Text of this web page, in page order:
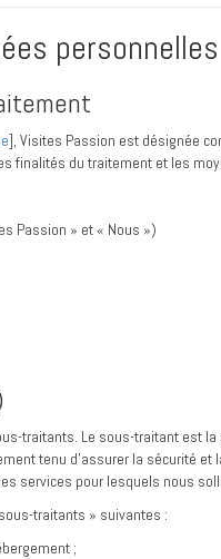
], Visites Passion est désignée
finalités du traitement et les
Passion » et « Nous »)
traitants. Le sous-traitant est
tenu d’assurer la sécurité
services pour lesquels nous
traitants » suivantes :
;